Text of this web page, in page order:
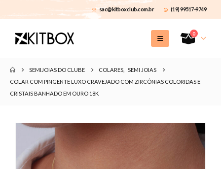
sac@kitboxclub.com.br (19) 99517-9749
0
SEMIJOIAS DO CLUBE COLARES
SEMI JOIAS
COLAR COM PINGENTE LUXO CRAVEJADO COM ZIRCÔNIAS COLORIDAS E
CRISTAIS BANHADO EM OURO 18K